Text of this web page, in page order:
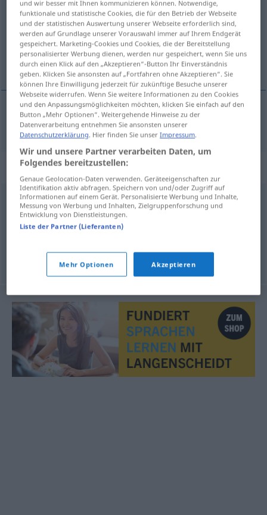
Übersicht aller Übersetzungen
(Für mehr Details die Übersetzung anklicken/antippen)
skoro, bezmalo, zamalo
skoro,bezmalo,zamalo fast
Synonyme für "fast"
knapp,soeben,bald (ugs.),annähernd,nahezu,kaum
© OpenThesaurus.de
und wir besser mit Ihnen kommunizieren können. Notwendige,
funktionale und statistische Cookies, die für den Betrieb der Webseite
und der statistischen Auswertung unserer Webseite erforderlich sind,
werden auf Grundlage unserer Vorauswahl immer auf Ihrem Endgerät
gespeichert. Marketing-Cookies und Cookies, die der Bereitstellung
personalisierter Werbung dienen, werden nur gespeichert, wenn Sie uns
durch einen Klick auf den „Akzeptieren“-Button Ihr Einverständnis
geben. Klicken Sie ansonsten auf „Fortfahren ohne Akzeptieren“. Sie
können Ihre Einwilligung jederzeit für zukünftige Besuche unserer
Webseite widerrufen. Wenn Sie weitere Informationen zu den Cookies
und den Anpassungsmöglichkeiten möchten, klicken Sie einfach auf den
Button „Mehr Optionen“. Weitergehende Hinweise zu der
Datenverarbeitung entnehmen Sie ansonsten unserer
Datenschutzerklärung. Hier finden Sie unserImpressum.
Wir und unsere Partner verarbeiten Daten, um
Folgendes bereitzustellen:
Genaue Geolocation-Daten verwenden. Geräteeigenschaften zur
Identifikation aktiv abfragen. Speichern von und/oder Zugriff auf
Informationen auf einem Gerät. Personalisierte Werbung und Inhalte,
Messung von Werbung und Inhalten, Zielgruppenforschung und
Entwicklung von Dienstleistungen.
Liste der Partner (Lieferanten)
Mehr Optionen Akzeptieren